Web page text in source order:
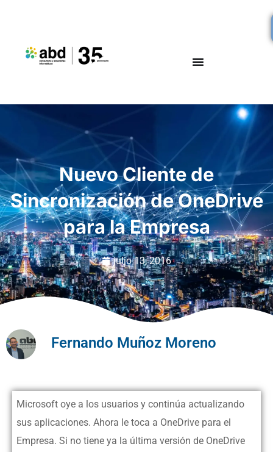
Nuevo Cliente de
Sincronización de OneDrive
para la Empresa
julio 13, 2016
Fernando Muñoz Moreno
Microsoft oye a los usuarios y continúa actualizando
sus aplicaciones. Ahora le toca a OneDrive para el
Empresa. Si no tiene ya la última versión de OneDrive